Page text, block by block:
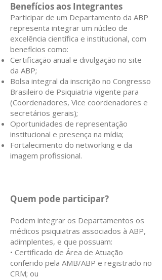
Benefícios aos Integrantes
Participar de um Departamento da ABP
representa integrar um núcleo de
excelência científica e institucional, com
benefícios como:
Certificação anual e divulgação no site
da ABP;
Bolsa integral da inscrição no Congresso
Brasileiro de Psiquiatria vigente para
(Coordenadores, Vice coordenadores e
secretários gerais);
Oportunidades de representação
institucional e presença na mídia;
Fortalecimento do networking e da
imagem profissional.
Quem pode participar?
Podem integrar os Departamentos os
médicos psiquiatras associados à ABP,
adimplentes, e que possuam:
• Certificado de Área de Atuação
conferido pela AMB/ABP e registrado no
CRM; ou